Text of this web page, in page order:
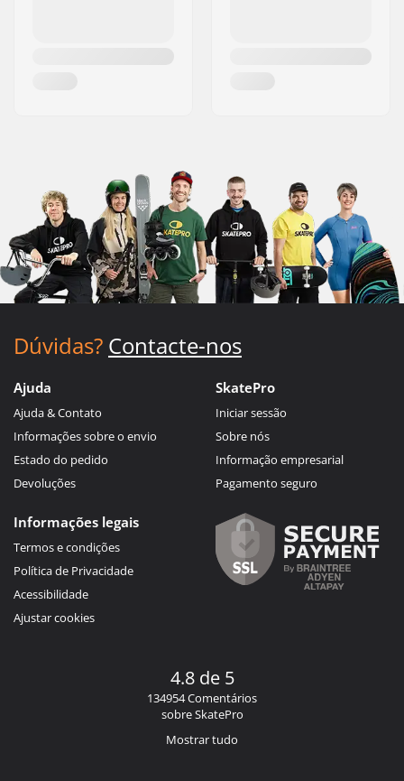
Dúvidas? Contacte-nos
Ajuda
Ajuda & Contato
Informações sobre o envio
Estado do pedido
Devoluções
SkatePro
Iniciar sessão
Sobre nós
Informação empresarial
Pagamento seguro
Informações legais
Termos e condições
Política de Privacidade
Acessibilidade
Ajustar cookies
4.8 de 5
134954 Comentários
sobre SkatePro
Mostrar tudo